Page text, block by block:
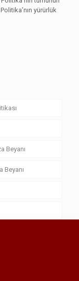
yürürlük
Beyanı
Beyanı